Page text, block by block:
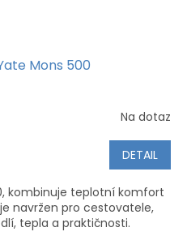
Mons 500
Na dotaz
DETAIL
kombinuje teplotní komfort
navržen pro cestovatele,
tepla a praktičnosti.